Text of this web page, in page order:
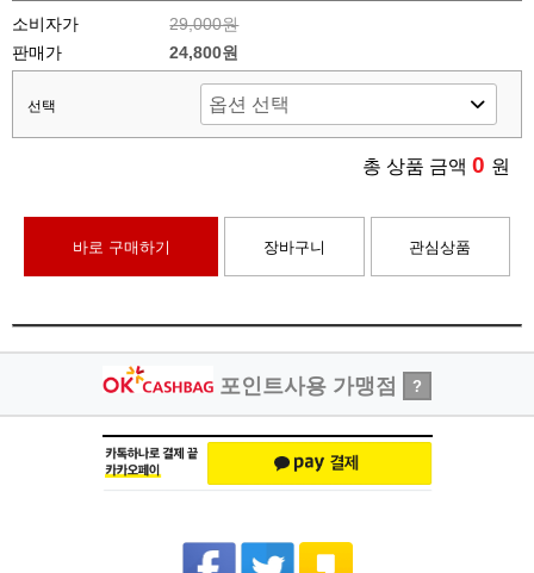
소비자가
29,000원
판매가
24,800원
선택
총 상품 금액 0 원
바로 구매하기 장바구니 관심상품
포인트사용 가맹점 ?